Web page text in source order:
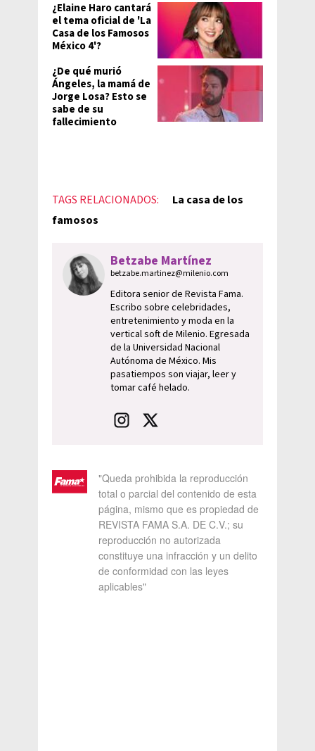
¿Elaine Haro cantará
el tema oficial de 'La
Casa de los Famosos
México 4'?
¿De qué murió
Ángeles, la mamá de
Jorge Losa? Esto se
sabe de su
fallecimiento
TAGS RELACIONADOS:
La casa de los
famosos
Betzabe Martínez
betzabe.martinez@milenio.com
Editora senior de Revista Fama.
Escribo sobre celebridades,
entretenimiento y moda en la
vertical soft de Milenio. Egresada
de la Universidad Nacional
Autónoma de México. Mis
pasatiempos son viajar, leer y
tomar café helado.
"Queda prohibida la reproducción
total o parcial del contenido de esta
página, mismo que es propiedad de
REVISTA FAMA S.A. DE C.V.; su
reproducción no autorizada
constituye una infracción y un delito
de conformidad con las leyes
aplicables"